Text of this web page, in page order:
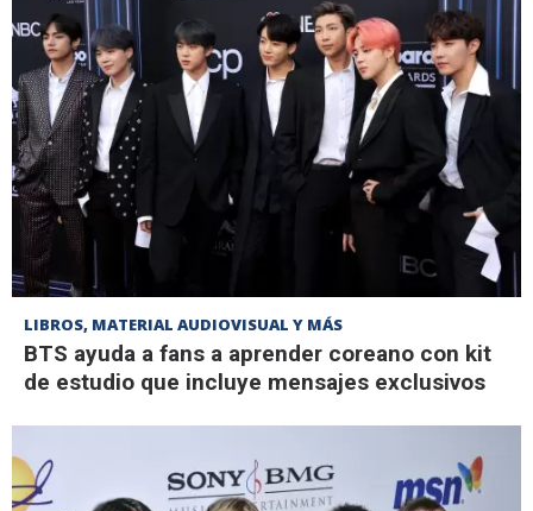
LIBROS, MATERIAL AUDIOVISUAL Y MÁS
BTS ayuda a fans a aprender coreano con kit
de estudio que incluye mensajes exclusivos